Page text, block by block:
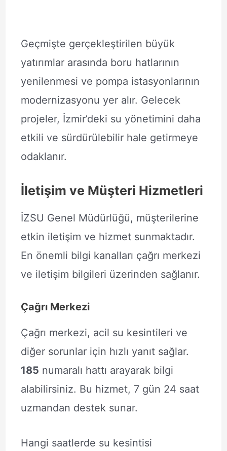
Geçmişte gerçekleştirilen büyük
yatırımlar arasında boru hatlarının
yenilenmesi ve pompa istasyonlarının
modernizasyonu yer alır. Gelecek
projeler, İzmir’deki su yönetimini daha
etkili ve sürdürülebilir hale getirmeye
odaklanır.
İletişim ve Müşteri Hizmetleri
İZSU Genel Müdürlüğü, müşterilerine
etkin iletişim ve hizmet sunmaktadır.
En önemli bilgi kanalları çağrı merkezi
ve iletişim bilgileri üzerinden sağlanır.
Çağrı Merkezi
Çağrı merkezi, acil su kesintileri ve
diğer sorunlar için hızlı yanıt sağlar.
185 numaralı hattı arayarak bilgi
alabilirsiniz. Bu hizmet, 7 gün 24 saat
uzmandan destek sunar.
Hangi saatlerde su kesintisi